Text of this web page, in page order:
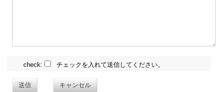
check: チェックを入れて送信してください。
送信 キャンセル